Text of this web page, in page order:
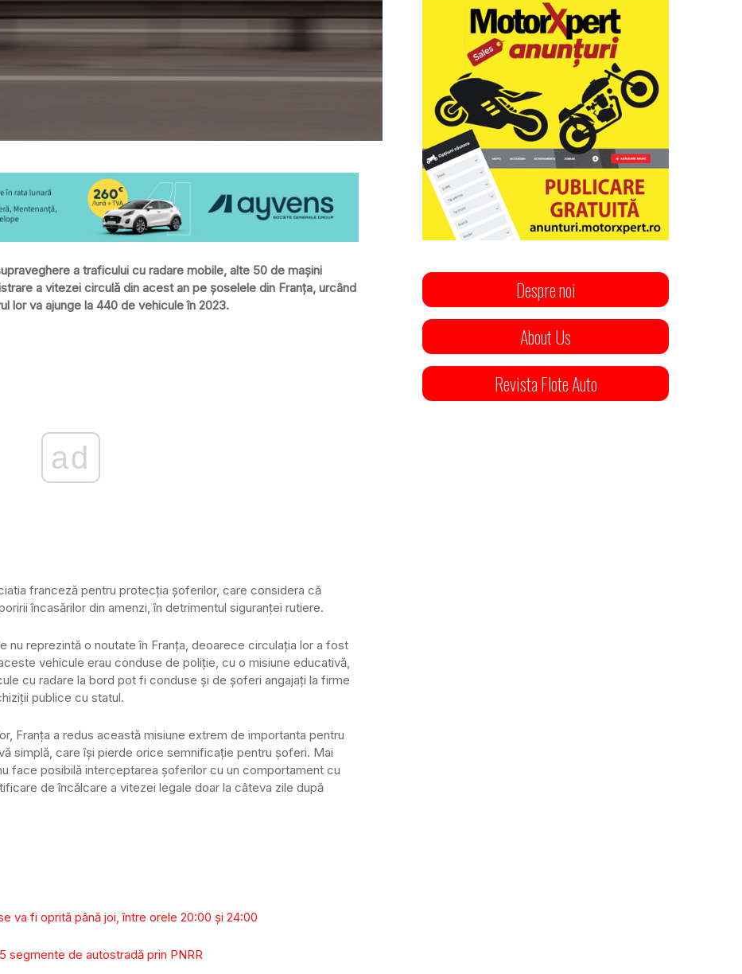
a traficului cu radare mobile, alte 50 de mașini
a vitezei circulă din acest an pe șoselele din Franța, urcând
lor va ajunge la 440 de vehicule în 2023.
ad
franceză pentru protecția șoferilor, care considera că
încasărilor din amenzi, în detrimentul siguranței rutiere.
nu reprezintă o noutate în Franța, deoarece circulația lor a fost
vehicule erau conduse de poliție, cu o misiune educativă,
cu radare la bord pot fi conduse și de șoferi angajați la firme
publice cu statul.
Franța a redus această misiune extrem de importanta pentru
simplă, care își pierde orice semnificație pentru șoferi. Mai
face posibilă interceptarea șoferilor cu un comportament cu
de încălcare a vitezei legale doar la câteva zile după
va fi oprită până joi, între orele 20:00 şi 24:00
segmente de autostradă prin PNRR
Despre noi
About Us
Revista Flote Auto